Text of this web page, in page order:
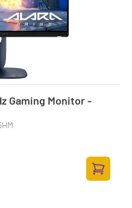
Gaming Monitor -